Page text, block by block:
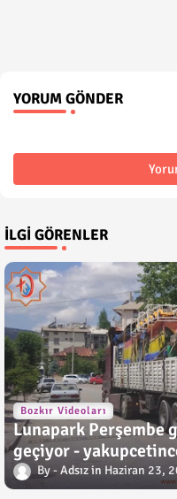
YORUM GÖNDER
İLGI GÖRENLER
Bozkır Videoları
Lunapark Perşembe
geçiyor -
Adsız Haziran 23,